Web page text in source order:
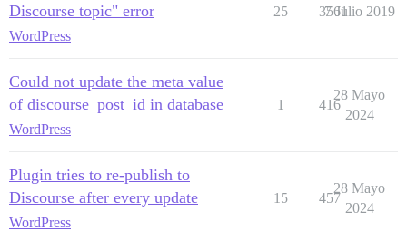
Discourse topic" error
WordPress
25 3561
7 Julio 2019
Could not update the meta value
of discourse_post_id in database
WordPress
1 416
28 Mayo
2024
Plugin tries to re-publish to
Discourse after every update
WordPress
15 457
28 Mayo
2024